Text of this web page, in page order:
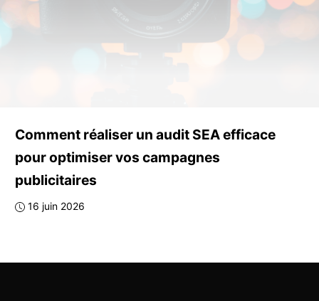
Comment réaliser un audit SEA efficace
pour optimiser vos campagnes
publicitaires
16 juin 2026